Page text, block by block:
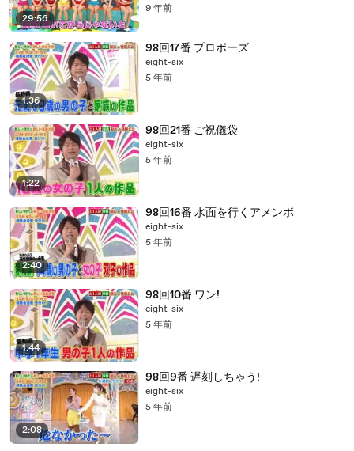
29:56
9 年前
1:36
98回17番 プロポーズ
eight-six
5 年前
1:22
98回21番 ご祝儀袋
eight-six
5 年前
2:40
98回16番 水面を行くアメンボ
eight-six
5 年前
1:44
98回10番 ワン!
eight-six
5 年前
2:08
98回9番 遅刻しちゃう!
eight-six
5 年前